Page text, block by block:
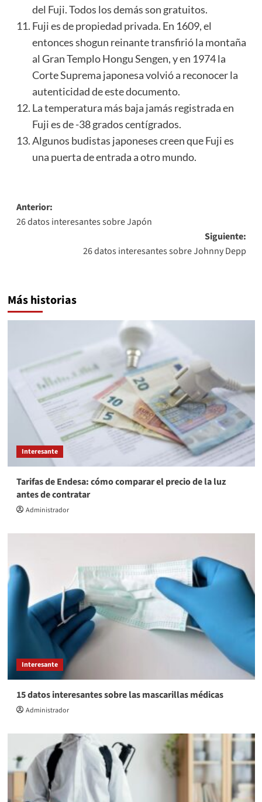
del Fuji. Todos los demás son gratuitos.
Fuji es de propiedad privada. En 1609, el
entonces shogun reinante transfirió la montaña
al Gran Templo Hongu Sengen, y en 1974 la
Corte Suprema japonesa volvió a reconocer la
autenticidad de este documento.
La temperatura más baja jamás registrada en
Fuji es de -38 grados centígrados.
Algunos budistas japoneses creen que Fuji es
una puerta de entrada a otro mundo.
Navegación
de
entradas
Anterior:
26 datos interesantes sobre Japón
Siguiente:
26 datos interesantes sobre Johnny Depp
Más historias
Interesante
Tarifas de Endesa: cómo comparar el precio de la luz
antes de contratar
Administrador
Interesante
15 datos interesantes sobre las mascarillas médicas
Administrador